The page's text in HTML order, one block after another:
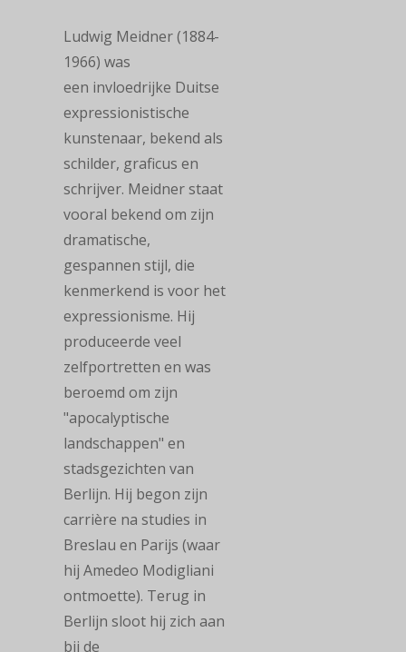
Ludwig Meidner (1884-
1966) was
een invloedrijke Duitse
expressionistische
kunstenaar, bekend als
schilder, graficus en
schrijver. Meidner staat
vooral bekend om zijn
dramatische,
gespannen stijl, die
kenmerkend is voor het
expressionisme. Hij
produceerde veel
zelfportretten en was
beroemd om zijn
"apocalyptische
landschappen" en
stadsgezichten van
Berlijn. Hij begon zijn
carrière na studies in
Breslau en Parijs (waar
hij Amedeo Modigliani
ontmoette). Terug in
Berlijn sloot hij zich aan
bij de